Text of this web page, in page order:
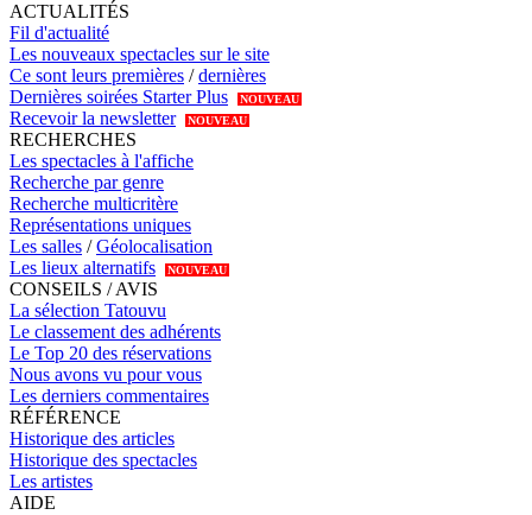
ACTUALITÉS
Fil d'actualité
Les nouveaux spectacles sur le site
Ce sont leurs premières /dernières
Dernières soirées Starter Plus
NOUVEAU
Recevoir la newsletter NOUVEAU
RECHERCHES
Les spectacles à l'affiche
Recherche par genre
Recherche multicritère
Représentations uniques
Les salles /Géolocalisation
Les lieux alternatifs
NOUVEAU
CONSEILS / AVIS
La sélection Tatouvu
Le classement des adhérents
Le Top 20 des réservations
Nous avons vu pour vous
Les derniers commentaires
RÉFÉRENCE
Historique des articles
Historique des spectacles
Les artistes
AIDE